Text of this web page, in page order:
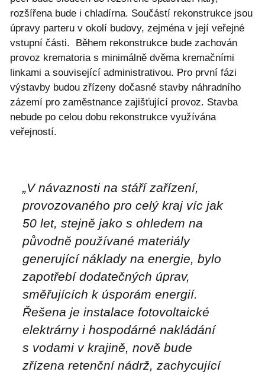
rozšířena bude i chladírna. Součástí rekonstrukce jsou
úpravy parteru v okolí budovy, zejména v její veřejné
vstupní části. Během rekonstrukce bude zachován
provoz krematoria s minimálně dvěma kremačními
linkami a související administrativou. Pro první fázi
výstavby budou zřízeny dočasné stavby náhradního
zázemí pro zaměstnance zajišťující provoz. Stavba
nebude po celou dobu rekonstrukce využívána
veřejností.
„V návaznosti na stáří zařízení,
provozovaného pro celý kraj víc jak
50 let, stejně jako s ohledem na
původně používané materiály
generující náklady na energie, bylo
zapotřebí dodatečných úprav,
směřujících k úsporám energií.
Řešena je instalace fotovoltaické
elektrárny i hospodárné nakládání
s vodami v krajině, nově bude
zřízena retenční nádrž, zachycující